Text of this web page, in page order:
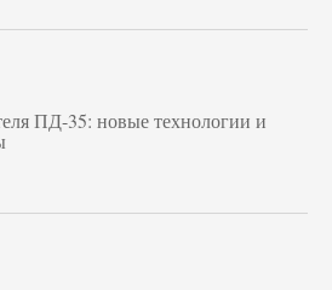
ПД-35: новые технологии и